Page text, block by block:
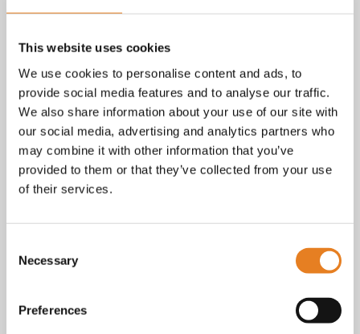
This website uses cookies
We use cookies to personalise content and ads, to
provide social media features and to analyse our traffic.
We also share information about your use of our site with
our social media, advertising and analytics partners who
may combine it with other information that you’ve
provided to them or that they’ve collected from your use
of their services.
Selection
Necessary
Preferences
tot vragen over bestellingen, betalingen en leveringen.
Facebook
Instagram
E-mail
Telefoon / whatsapp: +31 6 23227983
Bekijk onzeAlgemene voorwaarden. KvK nr.: 18068338.
Lees ook onze privacy encookiepolicy als je benieuwd
bent naar wat we met je gegevens doen.